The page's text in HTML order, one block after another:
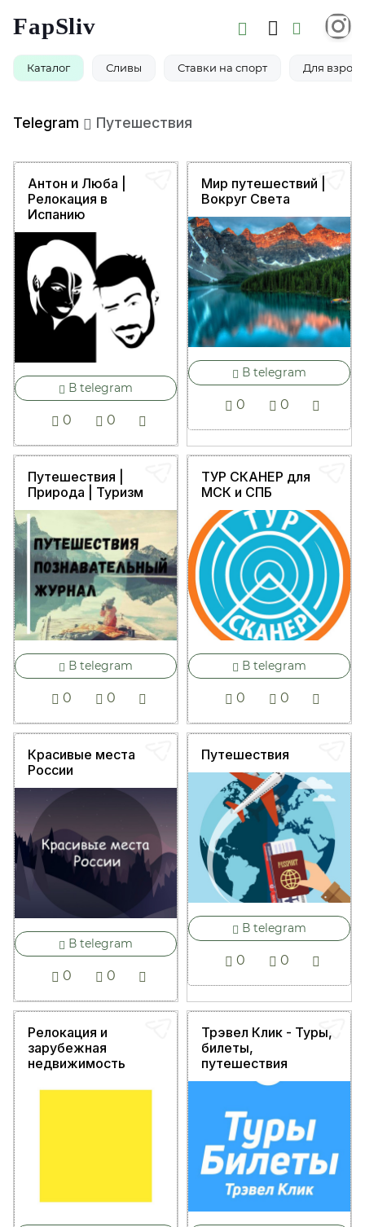
FapSliv
Каталог Сливы Ставки на спорт Для
Telegram Путешествия
Антон и Люба |
Релокация в
Испанию
В telegram
0 0
Мир путешествий |
Вокруг Света
В telegram
0 0
Путешествия |
Природа | Туризм
В telegram
0 0
ТУР СКАНЕР для
МСК и СПБ
В telegram
0 0
Красивые места
России
В telegram
0 0
Путешествия
В telegram
0 0
Релокация и
зарубежная
недвижимость
Трэвел Клик - Туры,
билеты,
путешествия